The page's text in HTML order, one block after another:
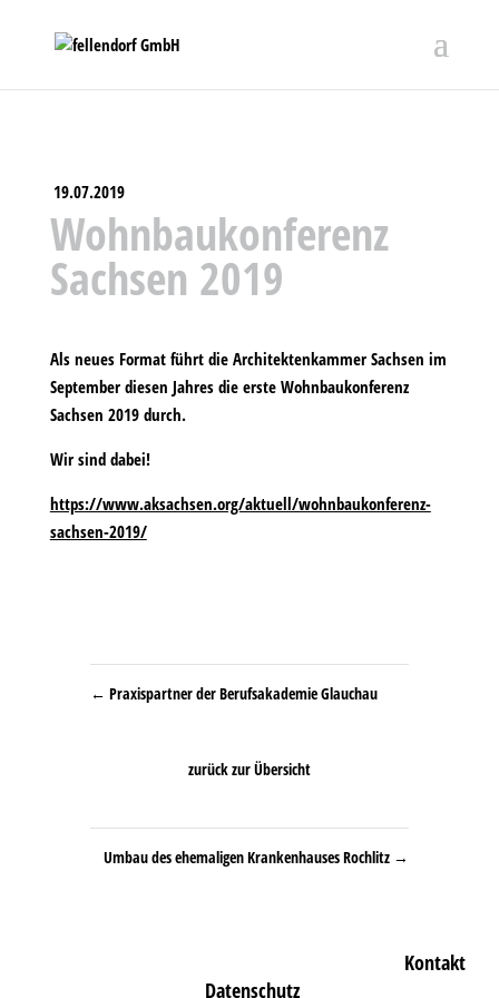
19.07.2019
Wohnbaukonferenz
Sachsen 2019
Als neues Format führt die Architektenkammer Sachsen im
September diesen Jahres die erste Wohnbaukonferenz
Sachsen 2019 durch.
Wir sind dabei!
https://www.aksachsen.org/aktuell/wohnbaukonferenz-
sachsen-2019/
← Praxispartner der Berufsakademie Glauchau
zurück zur Übersicht
Umbau des ehemaligen Krankenhauses Rochlitz →
Kontakt
Datenschutz